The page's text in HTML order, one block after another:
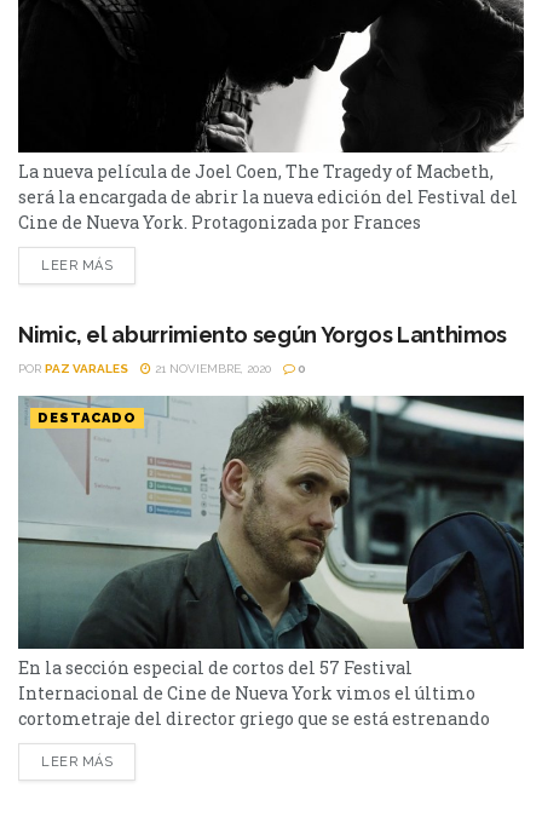
La nueva película de Joel Coen, The Tragedy of Macbeth,
será la encargada de abrir la nueva edición del Festival del
Cine de Nueva York. Protagonizada por Frances
McDormand y Denzel Washington, The Tragedy of
Macbeth tendrá su estreno en la edición número 59 del
Washington interpretará a Macbeth...
LEER MÁS
Nimic, el aburrimiento según Yorgos Lanthimos
POR PAZ VARALES 21 NOVIEMBRE, 2020 0
DESTACADO
En la sección especial de cortos del 57 Festival
Internacional de Cine de Nueva York vimos el último
cortometraje del director griego que se está estrenando
ahora en algunas plataformas. Te contamos de qué va. El
director de The Favourite, Dogtooth y El Sacrificio del
LEER MÁS